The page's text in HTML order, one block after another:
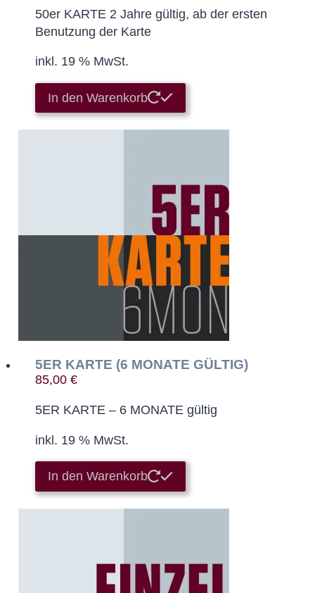
50er KARTE 2 Jahre gültig, ab der ersten
Benutzung der Karte
inkl. 19 % MwSt.
In den Warenkorb
5ER KARTE (6 MONATE GÜLTIG)
85,00€
5ER KARTE – 6 MONATE gültig
inkl. 19 % MwSt.
In den Warenkorb